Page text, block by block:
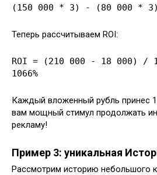
(150 000 * 3) - (80 000 * 3)
Теперь рассчитываем ROI:
ROI = (210 000 - 18 000) /
1066%
Каждый вложенный рубль принес
вам мощный стимул продолжать
рекламу!
Пример 3: уникальная
Рассмотрим историю небольшого